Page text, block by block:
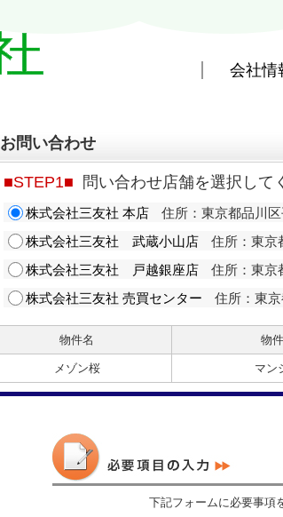
会社情
お問い合わせ
■STEP1■ 問い合わせ店舗を選択して
株式会社三友社 本店
住所：東京都品川
株式会社三友社 武蔵小山店
住所：東京
株式会社三友社 戸越銀座店
住所：東京
株式会社三友社 売買センター
住所：東
物件名 物
メゾン桜 マン
下記フォームに必要事項